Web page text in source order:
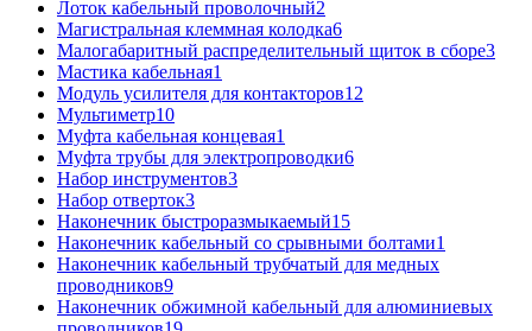
Лоток кабельный проволочный2
Магистральная клеммная колодка6
Малогабаритный распределительный щиток в сборе3
Мастика кабельная1
Модуль усилителя для контакторов12
Мультиметр10
Муфта кабельная концевая1
Муфта трубы для электропроводки6
Набор инструментов3
Набор отверток3
Наконечник быстроразмыкаемый15
Наконечник кабельный со срывными болтами1
Наконечник кабельный трубчатый для медных
проводников9
Наконечник обжимной кабельный для алюминиевых